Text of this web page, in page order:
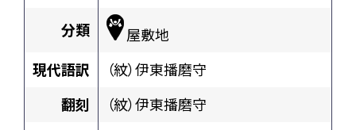
分類
屋敷地
現代語訳
（紋）伊東播磨守
翻刻
（紋）伊東播磨守